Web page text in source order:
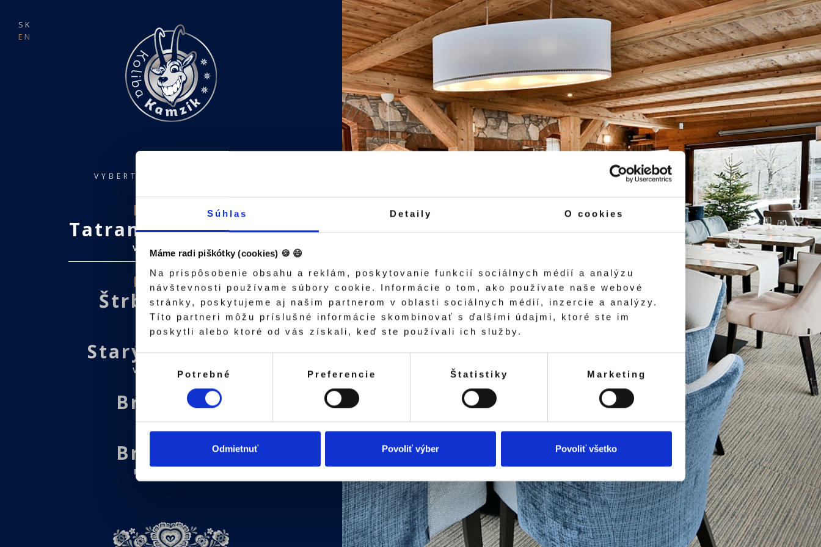
Súhlas Detaily O cookies
Máme radi piškótky (cookies) 🍪 😄
Na prispôsobenie obsahu a reklám, poskytovanie funkcií sociálnych médií a analýzu
návštevnosti používame súbory cookie. Informácie o tom, ako používate naše webové
stránky, poskytujeme aj našim partnerom v oblasti sociálnych médií, inzercie a analýzy.
Títo partneri môžu príslušné informácie skombinovať s ďalšími údajmi, ktoré ste im
poskytli alebo ktoré od vás získali, keď ste používali ich služby.
Výber
súhlasuPotrebné Preferencie Štatistiky Marketing
Odmietnuť Povoliť výber Povoliť všetko
VYBERTE SI REŠTAURÁCIU
Novinka
Tatranská Lomnica
VYSOKÉ TATRY
Novinka
Štrbské Pleso
MÓRYHO
Starý Smokovec
VYSOKÉ TATRY
Bratislava
ZELENÁ 5
Bratislava
MICHALSKÁ 16
SK
EN